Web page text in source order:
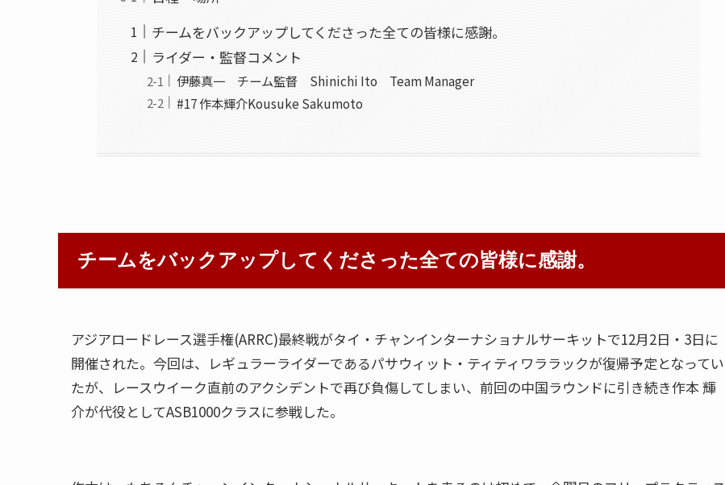
チームをバックアップしてくださった全ての皆様に感謝。
ライダー・監督コメント
伊藤真一 チーム監督 Shinichi Ito Team Manager
#17 作本輝介Kousuke Sakumoto
チームをバックアップしてくださった全ての皆様に感謝。
アジアロードレース選手権(ARRC)最終戦がタイ・チャンインターナショナルサーキットで12月2日・3日に
開催された。今回は、レギュラーライダーであるパサウィット・ティティワララックが復帰予定となってい
たが、レースウイーク直前のアクシデントで再び負傷してしまい、前回の中国ラウンドに引き続き作本 輝
介が代役としてASB1000クラスに参戦した。